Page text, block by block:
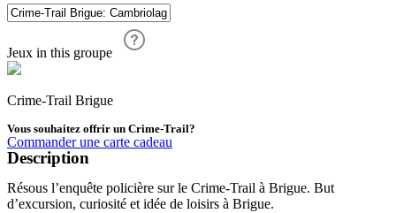
Jeux in this groupe
Crime-Trail Brigue
Vous souhaitez offrir un Crime-Trail?
Commander une carte cadeau
Description
Résous l’enquête policière sur le Crime-Trail à Brigue. But
d’excursion, curiosité et idée de loisirs à Brigue.